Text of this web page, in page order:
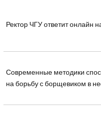
Ректор ЧГУ ответит онлайн
Современные методики
на борьбу с борщевиком в